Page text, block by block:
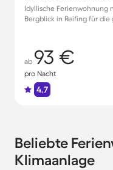
Idyllische Ferienwohnung
Bergblick in Reifing für die
ab 93 €
pro Nacht
4.7
Beliebte
Klimaanlage